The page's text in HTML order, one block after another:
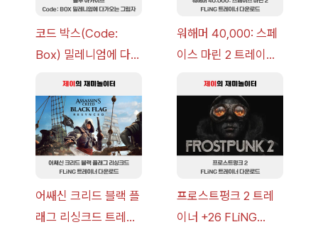
코드 박스(Code:
Box) 밀레니엄에 다가
략 [복각] | 블루 아카
이브
워해머 40,000: 스페
이스 마린 2 트레이너
v14.0+] 다운로드
어쌔신 크리드 블랙 플
래그 리싱크드 트레이
프로스트펑크 2 트레
이너 +26 FLiNG